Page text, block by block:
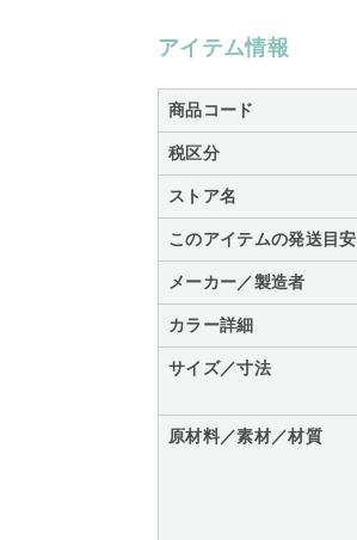
アイテム情報
商品コード
税区分
ストア名
このアイテムの発送目安
メーカー／製造者
カラー詳細
サイズ／寸法
原材料／素材／材質